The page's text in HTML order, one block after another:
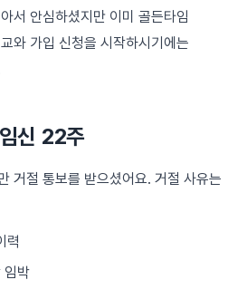
서 안심하셨지만 이미 골든타임
와 가입 신청을 시작하시기에는
신 22주
거절 통보를 받으셨어요. 거절 사유는
력
임박